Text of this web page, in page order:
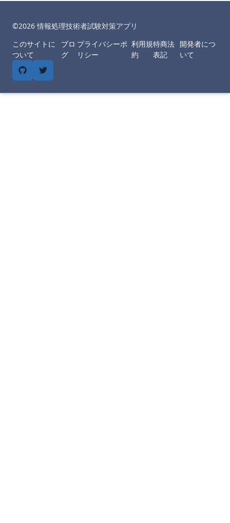
©︎2026情報処理技術者試験対策アプリ
このサイトに
ついて
ブロ
グ
プライバシーポ
リシー
利用規
約
特商法
表記
開発者につ
いて